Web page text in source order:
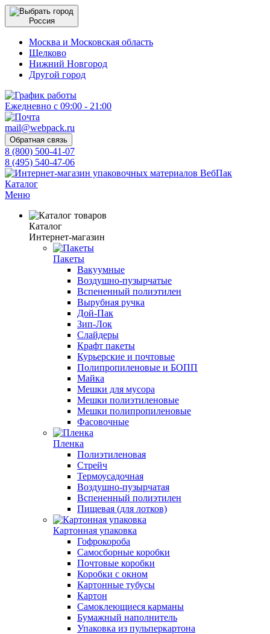
Россия
Москва и Московская область
Щелково
Нижний Новгород
Другой город
Ежедневно с 09:00 - 21:00
mail@webpack.ru
Обратная связь
8 (800) 500-41-07
8 (495) 540-47-06
Каталог
Меню
Каталог
Интернет-магазин
Пакеты
Вакуумные
Воздушно-пузырчатые
Вспененный полиэтилен
Вырубная ручка
Дой-Пак
Зип-Лок
Слайдеры
Крафт пакеты
Курьерские и почтовые
Полипропиленовые и БОПП
Майка
Мешки для мусора
Мешки полиэтиленовые
Мешки полипропиленовые
Фасовочные
Пленка
Полиэтиленовая
Стрейч
Термоусадочная
Воздушно-пузырчатая
Вспененный полиэтилен
Пищевая (для лотков)
Картонная упаковка
Гофрокороба
Самосборные коробки
Почтовые коробки
Коробки с окном
Картонные тубусы
Картон
Самоклеющиеся карманы
Бумажный наполнитель
Упаковка из пульперкартона